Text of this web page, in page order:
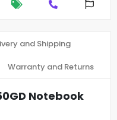
and Shipping
Warranty and Returns
Notebook